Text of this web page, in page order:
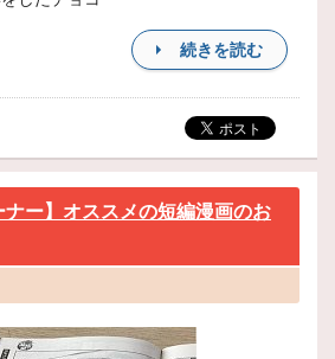
続きを読む
ナー】オススメの短編漫画のお